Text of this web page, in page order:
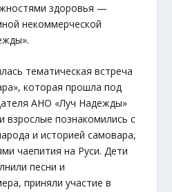
здоровья —
некоммерческой
тематическая встреча
которая прошла под
АНО «Луч Надежды»
взрослые познакомились с
и историей самовара,
чаепития на Руси. Дети
песни и
приняли участие в